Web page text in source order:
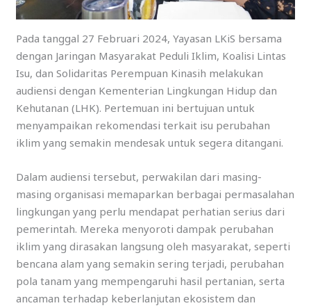
Pada tanggal 27 Februari 2024, Yayasan LKiS bersama
dengan Jaringan Masyarakat Peduli Iklim, Koalisi Lintas
Isu, dan Solidaritas Perempuan Kinasih melakukan
audiensi dengan Kementerian Lingkungan Hidup dan
Kehutanan (LHK). Pertemuan ini bertujuan untuk
menyampaikan rekomendasi terkait isu perubahan
iklim yang semakin mendesak untuk segera ditangani.
Dalam audiensi tersebut, perwakilan dari masing-
masing organisasi memaparkan berbagai permasalahan
lingkungan yang perlu mendapat perhatian serius dari
pemerintah. Mereka menyoroti dampak perubahan
iklim yang dirasakan langsung oleh masyarakat, seperti
bencana alam yang semakin sering terjadi, perubahan
pola tanam yang mempengaruhi hasil pertanian, serta
ancaman terhadap keberlanjutan ekosistem dan